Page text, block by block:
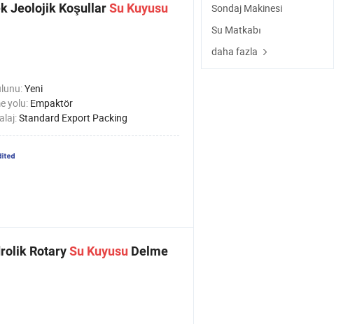
Jeolojik KoşullarSu Kuyusu
Yeni
yolu: Empaktör
Standard Export Packing
RotarySu Kuyusu Delme
Sondaj Makinesi
Su Matkabı
daha fazla